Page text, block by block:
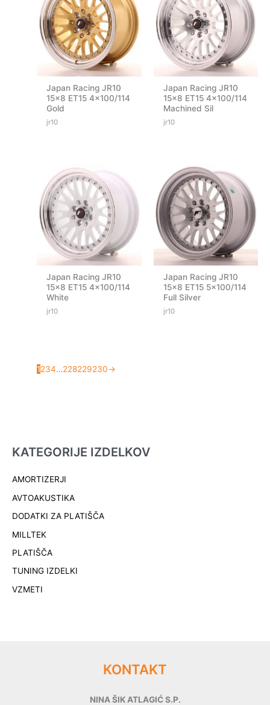
KATEGORIJE IZDELKOV
AMORTIZERJI
AVTOAKUSTIKA
DODATKI ZA PLATIŠČA
MILLTEK
PLATIŠČA
TUNING IZDELKI
VZMETI
Japan Racing JR10
15×8 ET15 4×100/114
Gold
jr10
Japan Racing JR10
15×8 ET15 4×100/114
Machined Sil
jr10
Japan Racing JR10
15×8 ET15 4×100/114
White
jr10
Japan Racing JR10
15×8 ET15 5×100/114
Full Silver
jr10
1234…228229230→
KONTAKT
NINA ŠIK ATLAGIĆ S.P.